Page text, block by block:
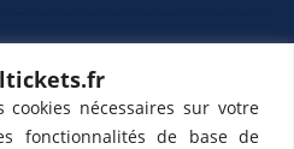
nécessaires sur votre
fonctionnalités de base de